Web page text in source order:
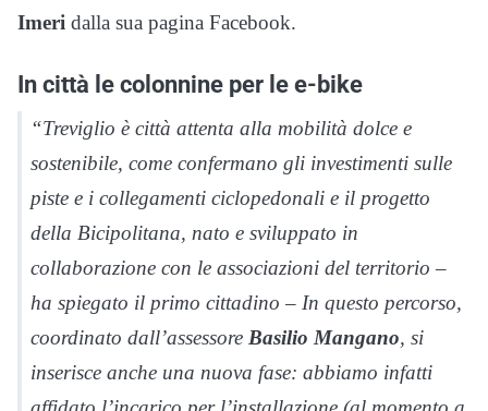
Imeri dalla sua pagina Facebook.
In città le colonnine per le e-bike
“Treviglio è città attenta alla mobilità dolce e
sostenibile, come confermano gli investimenti sulle
piste e i collegamenti ciclopedonali e il progetto
della Bicipolitana, nato e sviluppato in
collaborazione con le associazioni del territorio –
ha spiegato il primo cittadino – In questo percorso,
coordinato dall’assessore Basilio Mangano, si
inserisce anche una nuova fase: abbiamo infatti